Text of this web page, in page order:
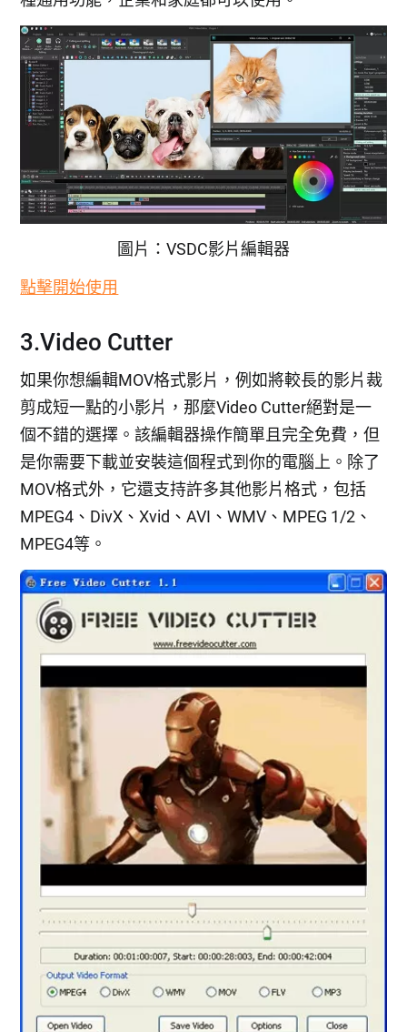
圖片：VSDC影片編輯器
點擊開始使用
3.Video Cutter
如果你想編輯MOV格式影片，例如將較長的影片裁
剪成短一點的小影片，那麼Video Cutter絕對是一
個不錯的選擇。該編輯器操作簡單且完全免費，但
是你需要下載並安裝這個程式到你的電腦上。除了
MOV格式外，它還支持許多其他影片格式，包括
MPEG4、DivX、Xvid、AVI、WMV、MPEG 1/2、
MPEG4等。